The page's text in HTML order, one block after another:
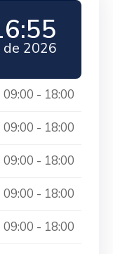
2026
09:00 - 18:00
09:00 - 18:00
09:00 - 18:00
09:00 - 18:00
09:00 - 18:00